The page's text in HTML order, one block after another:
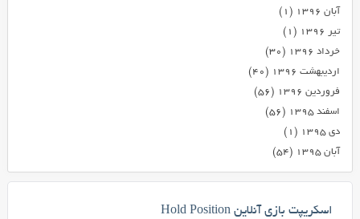
آبان ۱۳۹۶
(۱)
تیر ۱۳۹۶
(۱)
خرداد ۱۳۹۶
(۳۰)
اردیبهشت ۱۳۹۶
(۴۰)
فروردین ۱۳۹۶
(۵۶)
اسفند ۱۳۹۵
(۵۶)
دی ۱۳۹۵
(۱)
آبان ۱۳۹۵
(۵۴)
اسکریپت بازی آنلاین Hold Position